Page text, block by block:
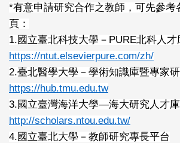
*有意申請研究合作之教師，可先參考
頁：
1.國立臺北科技大學－PURE北科人才
https://ntut.elsevierpure.com/zh/
2.臺北醫學大學－學術知識庫暨專家
https://hub.tmu.edu.tw
3.國立臺灣海洋大學—海大研究人才庫
http://scholars.ntou.edu.tw/
4.國立臺北大學－教師研究專長平台